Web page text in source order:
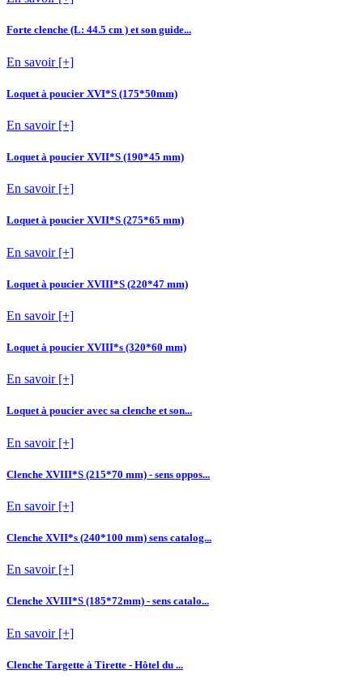
Forte clenche (L: 44.5 cm ) et son guide...
En savoir [+]
Loquet à poucier XVI*S (175*50mm)
En savoir [+]
Loquet à poucier XVII*S (190*45 mm)
En savoir [+]
Loquet à poucier XVII*S (275*65 mm)
En savoir [+]
Loquet à poucier XVIII*S (220*47 mm)
En savoir [+]
Loquet à poucier XVIII*s (320*60 mm)
En savoir [+]
Loquet à poucier avec sa clenche et son...
En savoir [+]
Clenche XVIII*S (215*70 mm) - sens oppos...
En savoir [+]
Clenche XVII*s (240*100 mm) sens catalog...
En savoir [+]
Clenche XVIII*S (185*72mm) - sens catalo...
En savoir [+]
Clenche Targette à Tirette - Hôtel du ...